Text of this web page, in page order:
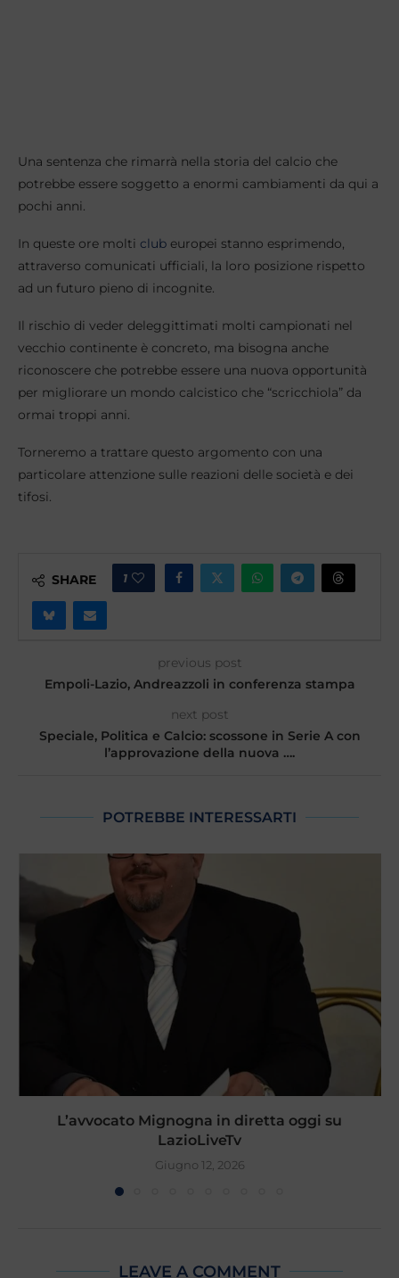
Una sentenza che rimarrà nella storia del calcio che
potrebbe essere soggetto a enormi cambiamenti da qui a
pochi anni.
In queste ore molti club europei stanno esprimendo,
attraverso comunicati ufficiali, la loro posizione rispetto
ad un futuro pieno di incognite.
Il rischio di veder deleggittimati molti campionati nel
vecchio continente è concreto, ma bisogna anche
riconoscere che potrebbe essere una nuova opportunità
per migliorare un mondo calcistico che “scricchiola” da
ormai troppi anni.
Torneremo a trattare questo argomento con una
particolare attenzione sulle reazioni delle società e dei
tifosi.
SHARE 1
previous post
Empoli-Lazio, Andreazzoli in conferenza stampa
next post
Speciale, Politica e Calcio: scossone in Serie A con
l’approvazione della nuova ….
POTREBBE INTERESSARTI
L’avvocato Mignogna in diretta oggi su
LazioLiveTv
Giugno 12, 2026
LEAVE A COMMENT